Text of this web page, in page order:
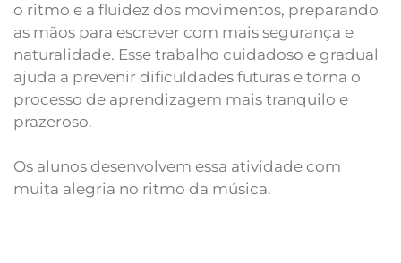
o ritmo e a fluidez dos movimentos, preparando
as mãos para escrever com mais segurança e
naturalidade. Esse trabalho cuidadoso e gradual
ajuda a prevenir dificuldades futuras e torna o
processo de aprendizagem mais tranquilo e
prazeroso.
Os alunos desenvolvem essa atividade com
muita alegria no ritmo da música.